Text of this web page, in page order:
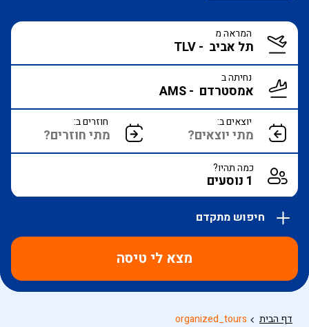
המראה מ
נחיתה ב
יוצאים ב: חוזרים ב:
כמה תהיו?
מצא לי טיסה
אפשרויות
מוצגות
הכפתור
דף הבית organized_tours